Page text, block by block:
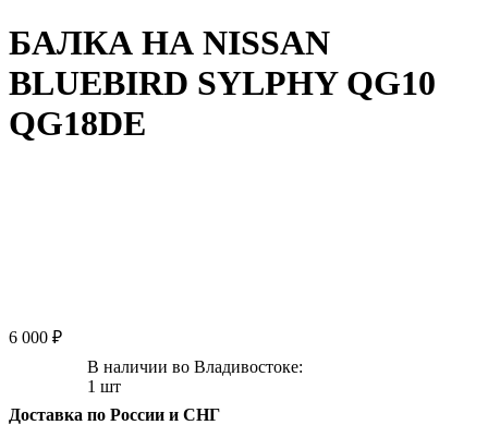
БАЛКА НА NISSAN
BLUEBIRD SYLPHY QG10
QG18DE
6 000 ₽
В наличии во Владивостоке:
1 шт
Доставка по России и СНГ